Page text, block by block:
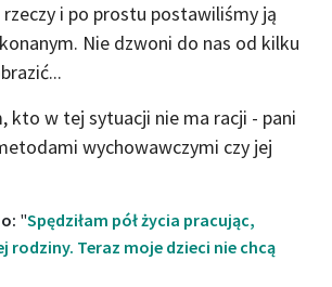
i po prostu postawiliśmy ją
Nie dzwoni do nas od kilku
kto w tej sytuacji nie ma racji - pani
wychowawczymi czy jej
"Spędziłam pół życia pracując,
rodziny. Teraz moje dzieci nie chcą